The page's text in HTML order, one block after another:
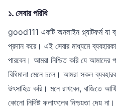
১. সেবার পরিধি
good111 একটি অনলাইন প্ল্যাটফর্ম যা
প্রদান করে। এই সেবার মাধ্যমে
পারবেন। আমরা নিশ্চিত করি যে আমাদের
বিধিমালা মেনে চলে। আমরা সকল
উৎসাহিত করি। মনে রাখবেন, বাজিতে
কোনো নির্দিষ্ট ফলাফলের নিশ্চয়তা দেয় না।